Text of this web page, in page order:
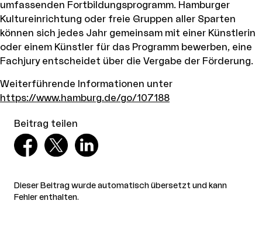
umfassenden Fortbildungsprogramm. Hamburger
Kultureinrichtung oder freie Gruppen aller Sparten
können sich jedes Jahr gemeinsam mit einer Künstlerin
oder einem Künstler für das Programm bewerben, eine
Fachjury entscheidet über die Vergabe der Förderung.
Weiterführende Informationen unter
https://www.hamburg.de/go/107188
Beitrag teilen
Dieser Beitrag wurde automatisch übersetzt und kann
Fehler enthalten.